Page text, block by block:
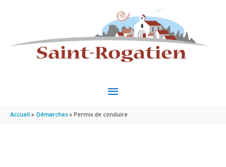
MENU
PRINCIPAL
Accueil Démarches Permis de conduire